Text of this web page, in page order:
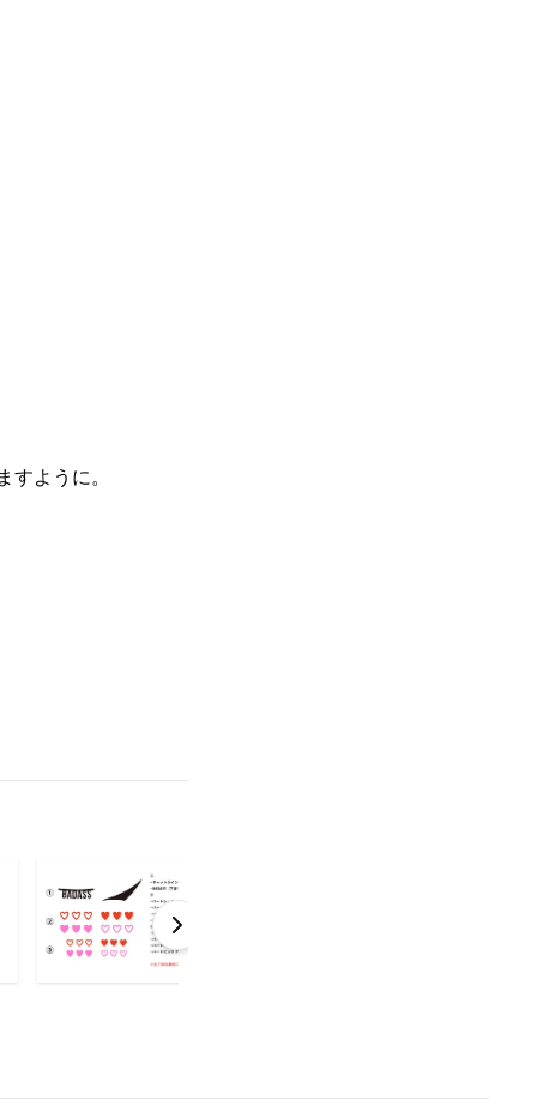
すように。